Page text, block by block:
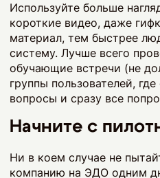
Используйте больше
короткие видео, даже
материал, тем быстрее
систему. Лучше всего
обучающие встречи (не
группы пользователей,
вопросы и сразу все
Начните с
Ни в коем случае не
компанию на ЭДО одним